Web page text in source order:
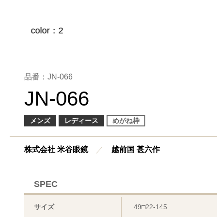
品番：JN-066
JN-066
メンズ レディース めがね枠
株式会社 米谷眼鏡／ 越前国 甚六作
SPEC
サイズ 49□22-145